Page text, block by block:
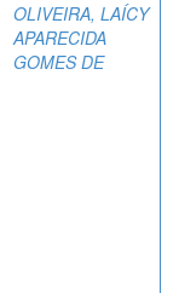
OLIVEIRA, LAÍCY
APARECIDA
GOMES DE